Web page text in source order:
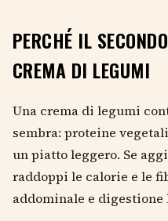
PERCHÉ IL
CREMA DI LEGUMI
Una crema di legumi
sembra: proteine
un piatto leggero. Se
raddoppi le calorie e le
addominale e digestione